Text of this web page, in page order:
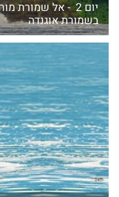
יום 2 - אל שמורת
בשמורת אוגנדה